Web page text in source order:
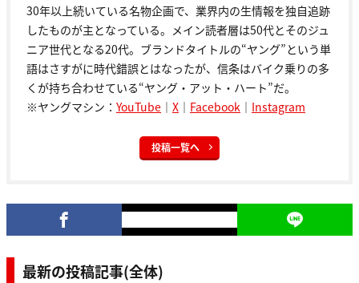
30年以上続いている名物企画で、業界内の生情報を独自追跡
したものが主となっている。メイン読者層は50代とそのジュ
ニア世代となる20代。ブランドタイトルの“ヤング”という単
語はさすがに時代錯誤とはなったが、信条はバイク乗りの多
くが持ち合わせている“ヤング・アット・ハート”だ。
※ヤングマシン： YouTube ｜ X ｜ Facebook ｜ Instagram
投稿一覧へ
最新の投稿記事(全体)